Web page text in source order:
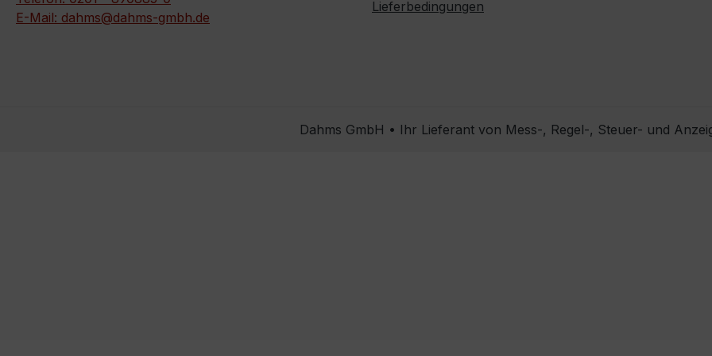
E-Mail: dahms@dahms-gmbh.de
Lieferbedingungen
Dahms GmbH • Ihr Lieferant von Mess-, Regel-, Steuer- und